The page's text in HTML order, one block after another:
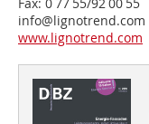
Fax: 0 77 55/92 00 55
info@lignotrend.com
www.lignotrend.com